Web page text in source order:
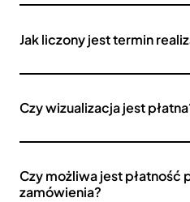
Jak liczony jest termin
Czy wizualizacja jest
Czy możliwa jest płatność
zamówienia?